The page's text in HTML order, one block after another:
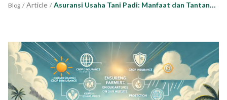
About Us
Solution
Community and Program
Blog / Article / Asuransi Usaha Tani Padi: Manfaat dan Tantangan dalam Implementasinya